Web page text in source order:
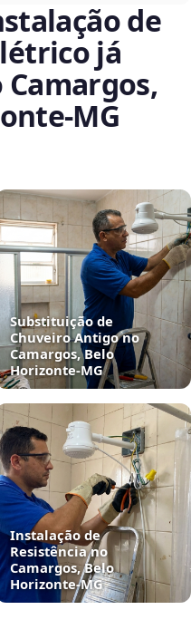
de
já
Substituição de
Chuveiro Antigo no
Camargos, Belo
Horizonte‑MG
Instalação de
Resistência no
Camargos, Belo
Horizonte‑MG